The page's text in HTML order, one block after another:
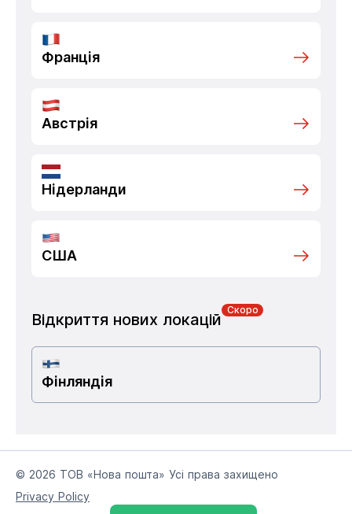
Франція
Австрія
Нідерланди
США
Відкриття нових локацій
Скоро
Фінляндія
© 2026 ТОВ «Нова пошта» Усі права захищено
Privacy Policy